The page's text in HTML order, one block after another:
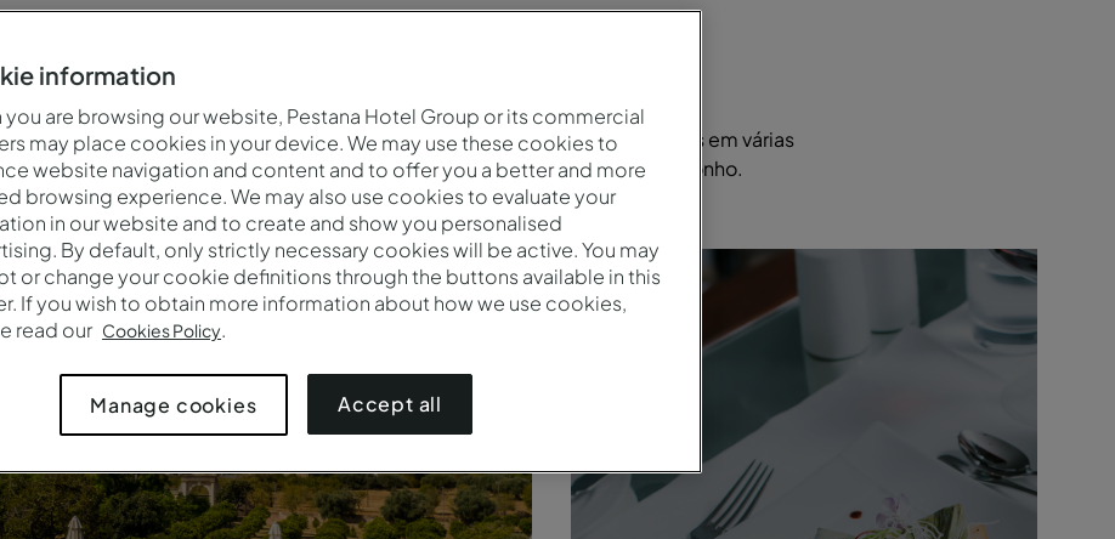
preços
nas suas necessidades. É por isso que oferecemos diversas opções em várias
a todas as preferências. Simplesmente escolha o seu destino de sonho.
information
you are browsing our website, Pestana Hotel Group or its commercial
may place cookies in your device. We may use these cookies to
website navigation and content and to offer you a better and more
browsing experience. We may also use cookies to evaluate your
in our website and to create and show you personalised
By default, only strictly necessary cookies will be active. You may
or change your cookie definitions through the buttons available in this
If you wish to obtain more information about how we use cookies,
read our Cookies Policy.
Accept all
Manage cookies